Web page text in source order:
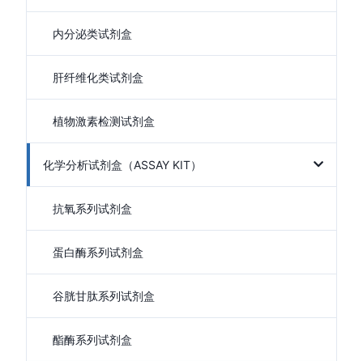
内分泌类试剂盒
肝纤维化类试剂盒
植物激素检测试剂盒
化学分析试剂盒（ASSAY KIT）
抗氧系列试剂盒
蛋白酶系列试剂盒
谷胱甘肽系列试剂盒
酯酶系列试剂盒